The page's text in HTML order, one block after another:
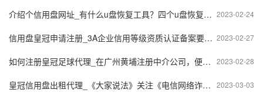
2023-02-24
介绍个信用盘网址_有什么u盘恢复工具？四个u盘恢复软件介绍
2023-02-27
信用盘皇冠申请注册_3A企业信用等级资质认证备案要怎么办理吗
2023-02-28
如何注册皇冠足球代理_在广州黄埔注册中介公司，便捷代理流程是如何的？
2023-03-03
皇冠信用盘出租代理_《大家说法》关注《电信网络诈骗犯罪》